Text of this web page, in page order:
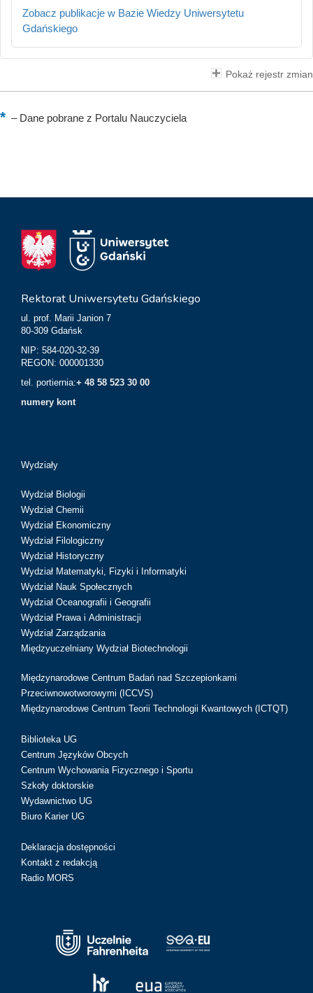
Zobacz publikacje w Bazie Wiedzy Uniwersytetu
Gdańskiego
Pokaż rejestr zmian
–Dane pobrane z Portalu Nauczyciela
Rektorat Uniwersytetu Gdańskiego
ul. prof. Marii Janion 7
80-309 Gdańsk
NIP: 584-020-32-39
REGON: 000001330
tel. portiernia:+ 48 58 523 30 00
numery kont
Wydziały
Wydział Biologii
Wydział Chemii
Wydział Ekonomiczny
Wydział Filologiczny
Wydział Historyczny
Wydział Matematyki, Fizyki i Informatyki
Wydział Nauk Społecznych
Wydział Oceanografii i Geografii
Wydział Prawa i Administracji
Wydział Zarządzania
Międzyuczelniany Wydział Biotechnologii
Międzynarodowe Centrum Badań nad Szczepionkami
Przeciwnowotworowymi (ICCVS)
Międzynarodowe Centrum Teorii Technologii Kwantowych (ICTQT)
Biblioteka UG
Centrum Języków Obcych
Centrum Wychowania Fizycznego i Sportu
Szkoły doktorskie
Wydawnictwo UG
Biuro Karier UG
Deklaracja dostępności
Kontakt z redakcją
Radio MORS